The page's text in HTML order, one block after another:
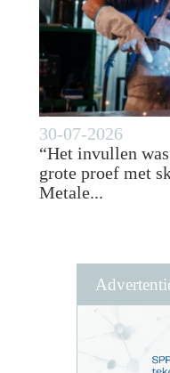
30-07-2026
“Het invullen
grote proef met
Metale...